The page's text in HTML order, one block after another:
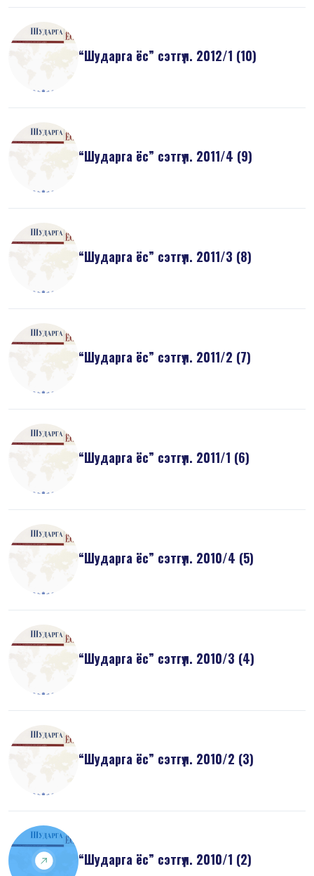
“Шударга ёс” сэтгүүл. 2012/1 (10)
“Шударга ёс” сэтгүүл. 2011/4 (9)
“Шударга ёс” сэтгүүл. 2011/3 (8)
“Шударга ёс” сэтгүүл. 2011/2 (7)
“Шударга ёс” сэтгүүл. 2011/1 (6)
“Шударга ёс” сэтгүүл. 2010/4 (5)
“Шударга ёс” сэтгүүл. 2010/3 (4)
“Шударга ёс” сэтгүүл. 2010/2 (3)
“Шударга ёс” сэтгүүл. 2010/1 (2)